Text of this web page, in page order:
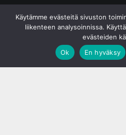
Käytämme evästeitä sivuston
liikenteen analysoinnissa.
evästeiden
Ok
En hyväksy